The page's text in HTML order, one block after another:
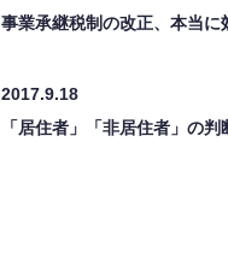
事業承継税制の改正、本当に
2017.9.18
「居住者」「非居住者」の判